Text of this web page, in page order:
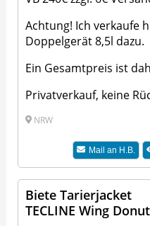
Achtung! Ich verkaufe
Doppelgerät 8,5l dazu.
Ein Gesamtpreis ist
Privatverkauf, keine
NRW
Mail an H.B.
Biete Tarierjacket
TECLINE Wing